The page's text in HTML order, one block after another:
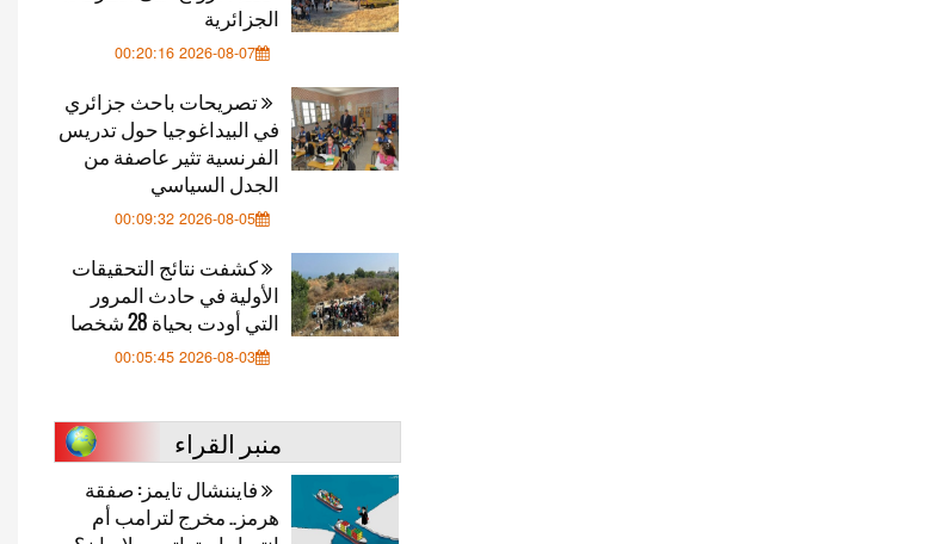
الجزائرية
2026-08-07 00:20:16
تصريحات باحث جزائري
في البيداغوجيا حول تدريس
الفرنسية تثير عاصفة من
الجدل السياسي
2026-08-05 00:09:32
كشفت نتائج التحقيقات
الأولية في حادث المرور
التي أودت بحياة 28 شخصا
2026-08-03 00:05:45
منبر القراء
فايننشال تايمز: صفقة
هرمز.. مخرج لترامب أم